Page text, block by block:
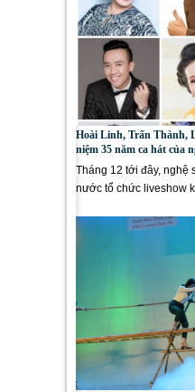
Hoài Linh, Trấn Thành,
niệm 35 năm ca hát của
Tháng 12 tới đây, nghệ
nước tổ chức liveshow